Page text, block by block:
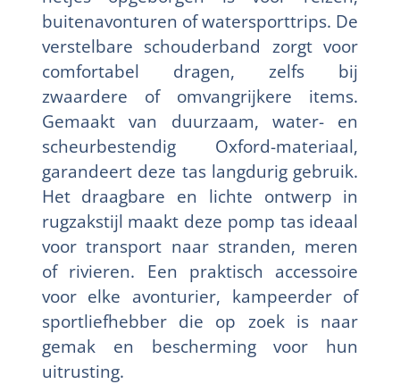
buitenavonturen of watersporttrips. De
verstelbare schouderband zorgt voor
comfortabel dragen, zelfs bij
zwaardere of omvangrijkere items.
Gemaakt van duurzaam, water- en
scheurbestendig Oxford-materiaal,
garandeert deze tas langdurig gebruik.
Het draagbare en lichte ontwerp in
rugzakstijl maakt deze pomp tas ideaal
voor transport naar stranden, meren
of rivieren. Een praktisch accessoire
voor elke avonturier, kampeerder of
sportliefhebber die op zoek is naar
gemak en bescherming voor hun
uitrusting.